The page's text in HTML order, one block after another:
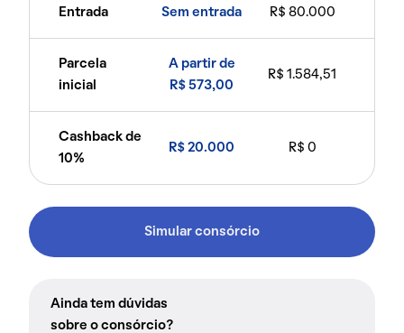
Entrada Sem entrada R$ 80.000
Parcela
inicial
A partir de
R$ 573,00
R$ 1.584,51
Cashback de
10%
R$ 20.000 R$ 0
Simular consórcio
Ainda tem dúvidas
sobre o consórcio?